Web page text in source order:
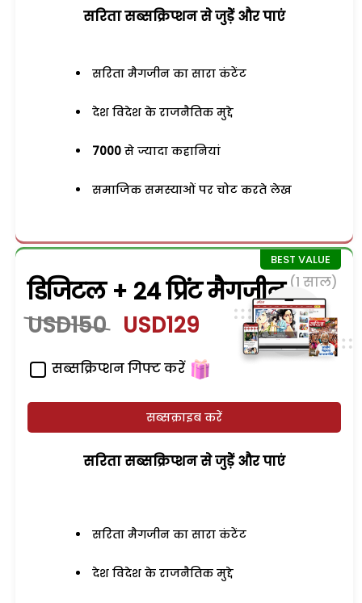
सरिता सब्सक्रिप्शन से जुड़ेें और पाएं
सरिता मैगजीन का सारा कंटेंट
देश विदेश के राजनैतिक मुद्दे
7000 से ज्यादा कहानियां
समाजिक समस्याओं पर चोट करते लेख
डिजिटल + 24 प्रिंट मैगजीन (1 साल)
USD150 USD129
सब्सक्रिप्शन गिफ्ट करें
सब्सक्राइब करें
सरिता सब्सक्रिप्शन से जुड़ेें और पाएं
सरिता मैगजीन का सारा कंटेंट
देश विदेश के राजनैतिक मुद्दे